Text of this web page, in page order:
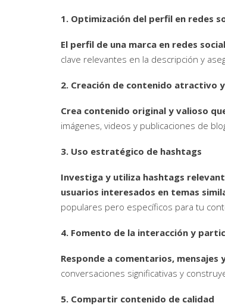
1. Optimización del perfil en redes
El perfil de una marca en redes
clave relevantes en la descripción y
2. Creación de contenido atractivo
Crea contenido original y valioso
imágenes, videos y publicaciones de
3. Uso estratégico de hashtags
Investiga y utiliza hashtags
usuarios interesados en temas
populares pero específicos para tu
4. Fomento de la interacción y
Responde a comentarios,
conversaciones significativas y
5. Compartir contenido de calidad